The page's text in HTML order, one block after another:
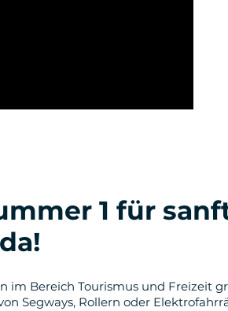
1 für
im Bereich Tourismus und Freizeit
Segways, Rollern oder